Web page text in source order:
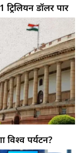
डॉलर पार
विश्व पर्यटन?